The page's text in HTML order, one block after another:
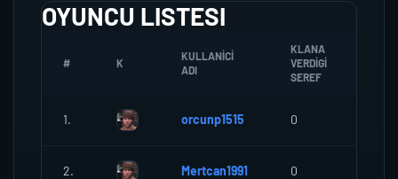
OYUNCU LISTESI
# K
KULLANICI
ADI
KLANA
VERDIGI
SEREF
1. orcunp1515 0
2. Mertcan1991 0